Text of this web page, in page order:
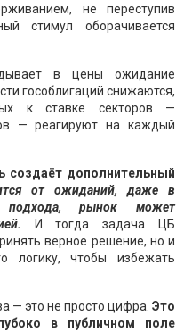
не переступив
стимул оборачивается
в цены ожидание
гособлигаций снижаются,
к ставке секторов —
— реагируют на каждый
создаёт дополнительный
от ожиданий, даже в
подхода, рынок может
И тогда задача ЦБ
верное решение, но и
логику, чтобы избежать
— это не просто цифра. Это
в публичном поле